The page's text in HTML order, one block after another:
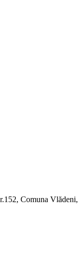
Comuna Vlădeni,